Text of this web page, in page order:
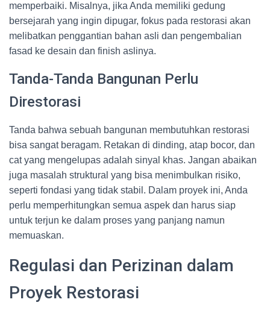
memperbaiki. Misalnya, jika Anda memiliki gedung
bersejarah yang ingin dipugar, fokus pada restorasi akan
melibatkan penggantian bahan asli dan pengembalian
fasad ke desain dan finish aslinya.
Tanda-Tanda Bangunan Perlu
Direstorasi
Tanda bahwa sebuah bangunan membutuhkan restorasi
bisa sangat beragam. Retakan di dinding, atap bocor, dan
cat yang mengelupas adalah sinyal khas. Jangan abaikan
juga masalah struktural yang bisa menimbulkan risiko,
seperti fondasi yang tidak stabil. Dalam proyek ini, Anda
perlu memperhitungkan semua aspek dan harus siap
untuk terjun ke dalam proses yang panjang namun
memuaskan.
Regulasi dan Perizinan dalam
Proyek Restorasi